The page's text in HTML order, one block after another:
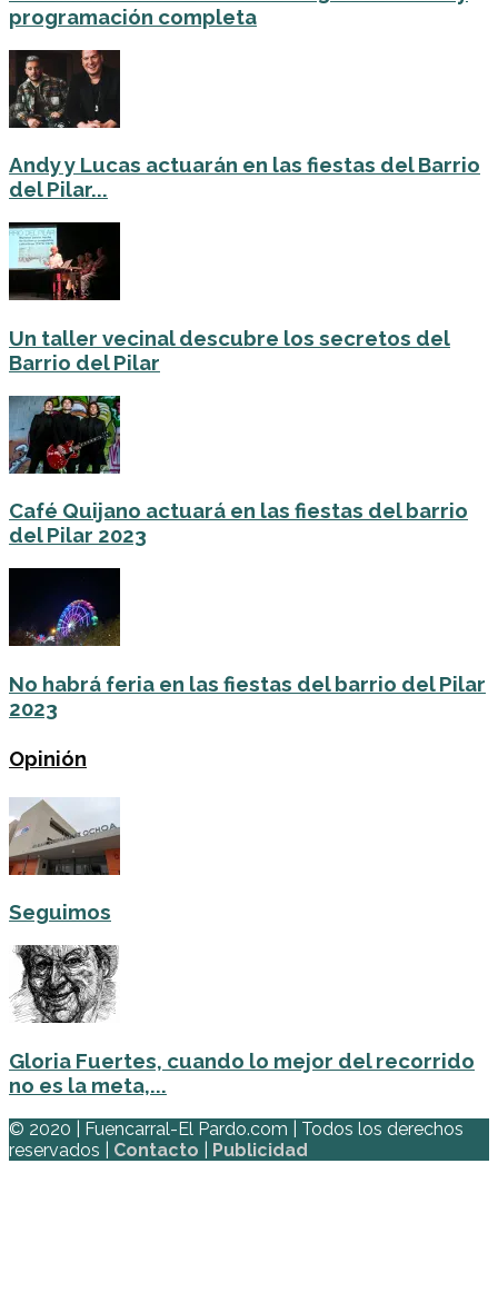
programación completa
Andy y Lucas actuarán en las fiestas del Barrio
del Pilar...
Un taller vecinal descubre los secretos del
Barrio del Pilar
Café Quijano actuará en las fiestas del barrio
del Pilar 2023
No habrá feria en las fiestas del barrio del Pilar
2023
Opinión
Seguimos
Gloria Fuertes, cuando lo mejor del recorrido
no es la meta,...
© 2020 | Fuencarral-El Pardo.com | Todos los derechos
reservados | Contacto Publicidad